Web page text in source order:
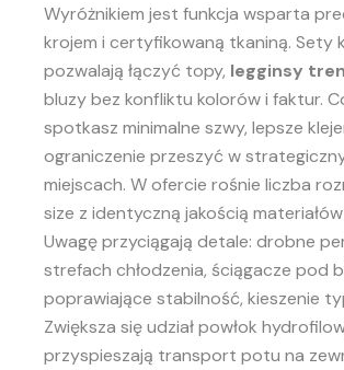
Wyróżnikiem jest funkcja wsparta
krojem i certyfikowaną tkaniną. Sety
pozwalają łączyć topy, legginsy
bluzy bez konfliktu kolorów i faktur.
spotkasz minimalne szwy, lepsze
ograniczenie przeszyć w
miejscach. W ofercie rośnie liczba
size z identyczną jakością
Uwagę przyciągają detale: drobne
strefach chłodzenia, ściągacze pod
poprawiające stabilność, kieszenie
Zwiększa się udział powłok
przyspieszają transport potu na